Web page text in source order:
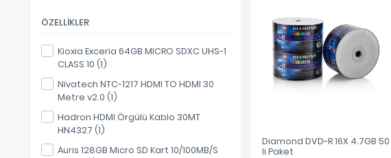
Kts (1)
Lenovo (2)
Narita (2)
Nivatech (23)
O-Kam (1)
Onezero (8)
ÖZELLIKLER
Kioxia Exceria 64GB MICRO SDXC UHS-1
CLASS 10 (1)
Nivatech NTC-1217 HDMI TO HDMI 30
Metre v2.0 (1)
Hadron HDMI Örgülü Kablo 30MT
HN4327 (1)
Auris 128GB Micro SD Kart 10/100MB/S
Diamond DVD-R 16X 4.7GB 50
li Paket